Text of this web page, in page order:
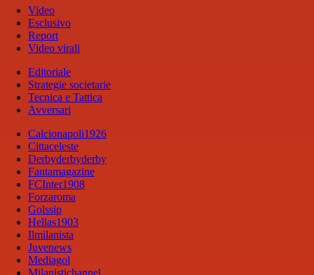
Video
Esclusivo
Report
Video virali
Editoriale
Strategie societarie
Tecnica e Tattica
Avversari
Calcionapoli1926
Cittaceleste
Derbyderbyderby
Fantamagazine
FCInter1908
Forzaroma
Golssip
Hellas1903
Ilmilanista
Juvenews
Mediagol